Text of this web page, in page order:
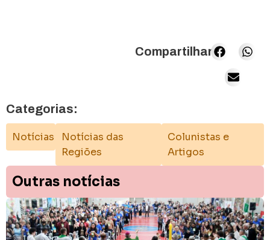
Compartilhar:
Categorias:
Notícias
Notícias das
Regiões
Colunistas e
Artigos
Outras notícias